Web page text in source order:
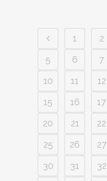
1 2
5
6 7
10
11 12
15
16 17
20
21 22
25
26 27
30
31 32